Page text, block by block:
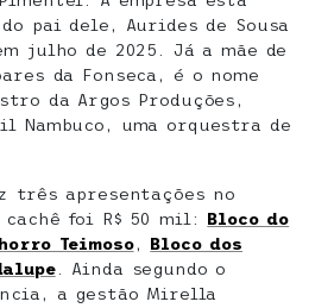
pai dele, Aurides de Sousa
julho de 2025. Já a mãe de
da Fonseca, é o nome
da Argos Produções,
Nambuco, uma orquestra de
três apresentações no
cachê foi R$ 50 mil: Bloco do
Teimoso, Bloco dos
. Ainda segundo o
a gestão Mirella